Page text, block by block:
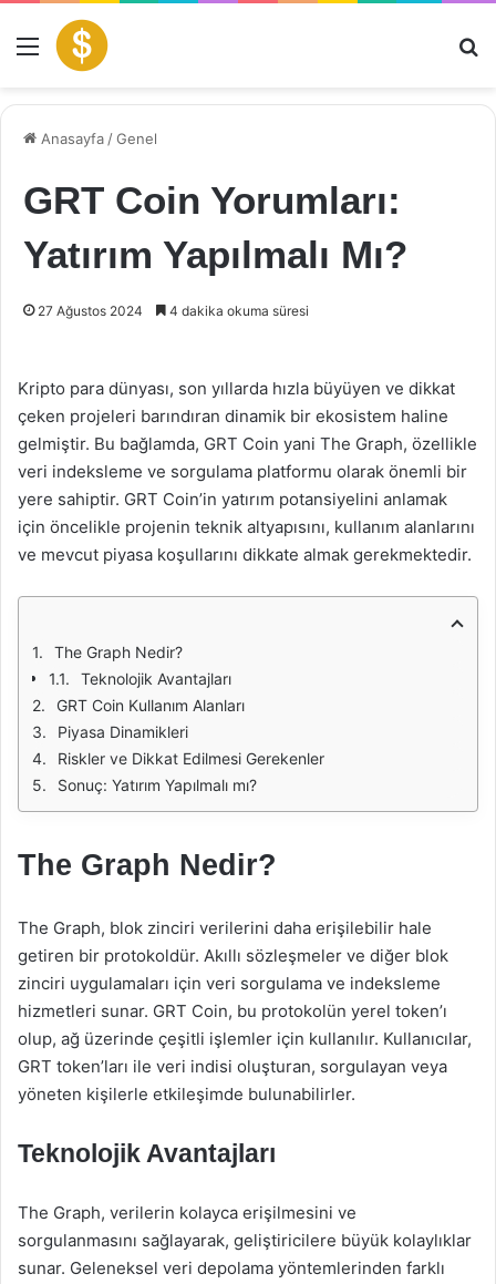
Menü
Anasayfa /Genel
GRT Coin Yorumları:
Yatırım Yapılmalı Mı?
27 Ağustos 2024 4 dakika okuma süresi
Kripto para dünyası, son yıllarda hızla büyüyen ve dikkat
çeken projeleri barındıran dinamik bir ekosistem haline
gelmiştir. Bu bağlamda, GRT Coin yani The Graph, özellikle
veri indeksleme ve sorgulama platformu olarak önemli bir
yere sahiptir. GRT Coin’in yatırım potansiyelini anlamak
için öncelikle projenin teknik altyapısını, kullanım alanlarını
ve mevcut piyasa koşullarını dikkate almak gerekmektedir.
The Graph Nedir?
Teknolojik Avantajları
GRT Coin Kullanım Alanları
Piyasa Dinamikleri
Riskler ve Dikkat Edilmesi Gerekenler
Sonuç: Yatırım Yapılmalı mı?
The Graph Nedir?
The Graph, blok zinciri verilerini daha erişilebilir hale
getiren bir protokoldür. Akıllı sözleşmeler ve diğer blok
zinciri uygulamaları için veri sorgulama ve indeksleme
hizmetleri sunar. GRT Coin, bu protokolün yerel token’ı
olup, ağ üzerinde çeşitli işlemler için kullanılır. Kullanıcılar,
GRT token’ları ile veri indisi oluşturan, sorgulayan veya
yöneten kişilerle etkileşimde bulunabilirler.
Teknolojik Avantajları
The Graph, verilerin kolayca erişilmesini ve
sorgulanmasını sağlayarak, geliştiricilere büyük kolaylıklar
sunar. Geleneksel veri depolama yöntemlerinden farklı